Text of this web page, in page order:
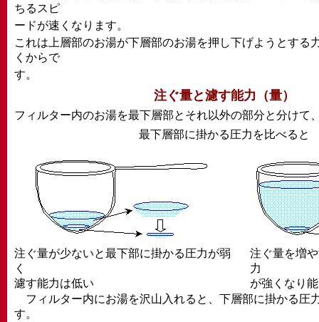
ちるスピ
ードが速くなります。
これは上層部のお湯が下層部のお湯を押し下げようとする
くからで
す。
注ぐ量と濾す能力（量）
フィルター内のお湯を最下層部とそれ以外の部分と分けて
最下層部に掛かる圧力を比べると
注ぐ量が少ないと最下部に掛かる圧力が弱
く
注ぐ量を増
力
濾す能力は低い
が強くなり
フィルター内にお湯を沢山入れると、下層部に掛かる圧
す。